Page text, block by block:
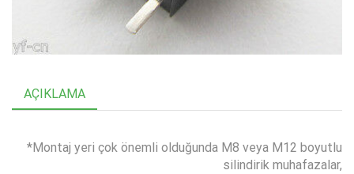
AÇIKLAMA
*Montaj yeri çok önemli olduğunda M8 veya M12 boyutlu
silindirik muhafazalar,